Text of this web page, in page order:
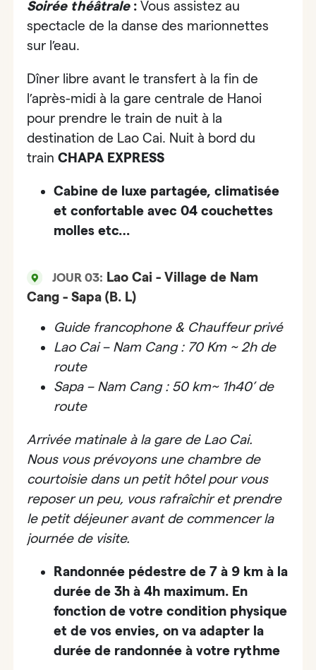
Soirée théâtrale: Vous assistez au
spectacle de la danse des marionnettes
sur l’eau.
Dîner libre avant le transfert à la fin de
l’après-midi à la gare centrale de Hanoi
pour prendre le train de nuit à la
destination de Lao Cai. Nuit à bord du
trainCHAPA EXPRESS
Cabine de luxe partagée, climatisée
et confortable avec 04 couchettes
molles etc…
JOUR 03: Lao Cai - Village de Nam
Cang - Sapa (B. L)
Guide francophone & Chauffeur privé
Lao Cai – Nam Cang : 70 Km ~ 2h de
route
Sapa – Nam Cang : 50 km~ 1h40’ de
route
Arrivée matinale à la gare de Lao Cai.
Nous vous prévoyons une chambre de
courtoisie dans un petit hôtel pour vous
reposer un peu, vous rafraîchir et prendre
le petit déjeuner avant de commencer la
journée de visite.
Randonnée pédestre de 7 à 9 km à la
durée de 3h à 4h maximum. En
fonction de votre condition physique
et de vos envies, on va adapter la
durée de randonnée à votre rythme